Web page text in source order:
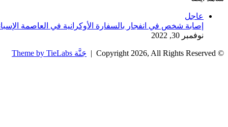
عاجل
إصابة شخص في انفجار بالسفارة الأوكرانية في العاصمة
نوفمبر 30, 2022
© Copyright 2026, All Rights Reserved |
جَنَّة Theme by TieLabs